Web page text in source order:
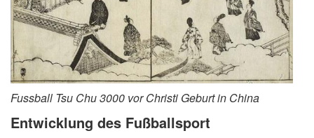
Fussball Tsu Chu 3000 vor Christi Geburt in China
Entwicklung des Fußballsport